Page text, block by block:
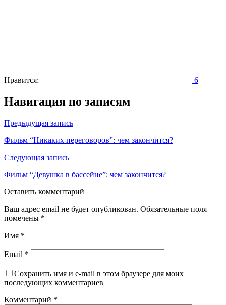
Нравится: 6
Навигация по записям
Предыдущая запись
Фильм “Никаких переговоров”: чем закончится?
Следующая запись
Фильм “Девушка в бассейне”: чем закончится?
Оставить комментарий
Ваш адрес email не будет опубликован. Обязательные поля
помечены *
Имя *
Email *
Сохранить имя и e-mail в этом браузере для моих
последующих комментариев
Комментарий *